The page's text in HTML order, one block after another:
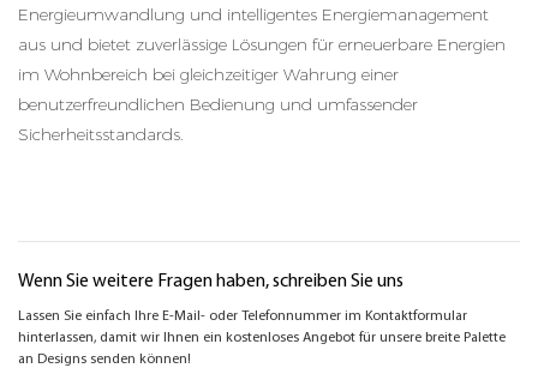
Energieumwandlung und intelligentes Energiemanagement
aus und bietet zuverlässige Lösungen für erneuerbare Energien
im Wohnbereich bei gleichzeitiger Wahrung einer
benutzerfreundlichen Bedienung und umfassender
Sicherheitsstandards.
Wenn Sie weitere Fragen haben, schreiben Sie uns
Lassen Sie einfach Ihre E-Mail- oder Telefonnummer im Kontaktformular
hinterlassen, damit wir Ihnen ein kostenloses Angebot für unsere breite Palette
an Designs senden können!